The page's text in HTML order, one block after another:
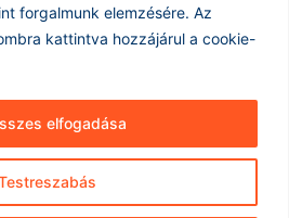
forgalmunk elemzésére. Az
kattintva hozzájárul a cookie-
elfogadása
Impresszum ÁSZF